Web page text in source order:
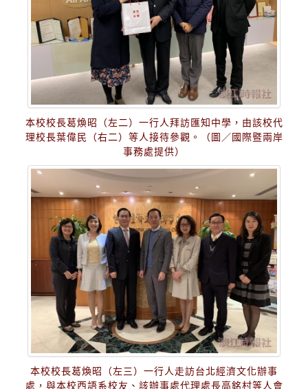
本校校長葛煥昭（左二）一行人拜訪匯知中學，由該校代
理校長葉偉民（右二）等人接待參觀。（圖／國際暨兩岸
事務處提供）
本校校長葛煥昭（左三）一行人走訪台北經濟文化辦事
處，與本校西語系校友、該辦事處代理處長高銘村等人會